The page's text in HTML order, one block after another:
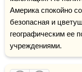
Америка спокойно
безопасная и
географическим ее
учреждениями.